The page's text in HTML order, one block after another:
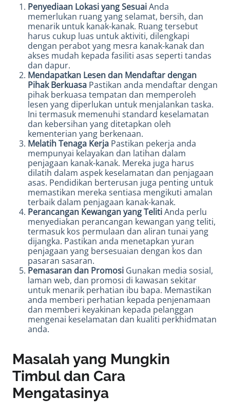
Penyediaan Lokasi yang SesuaiAnda
memerlukan ruang yang selamat, bersih, dan
menarik untuk kanak-kanak. Ruang tersebut
harus cukup luas untuk aktiviti, dilengkapi
dengan perabot yang mesra kanak-kanak dan
akses mudah kepada fasiliti asas seperti tandas
dan dapur.
Mendapatkan Lesen dan Mendaftar dengan
Pihak Berkuasa Pastikan anda mendaftar dengan
pihak berkuasa tempatan dan memperoleh
lesen yang diperlukan untuk menjalankan taska.
Ini termasuk memenuhi standard keselamatan
dan kebersihan yang ditetapkan oleh
kementerian yang berkenaan.
Melatih Tenaga Kerja Pastikan pekerja anda
mempunyai kelayakan dan latihan dalam
penjagaan kanak-kanak. Mereka juga harus
dilatih dalam aspek keselamatan dan penjagaan
asas. Pendidikan berterusan juga penting untuk
memastikan mereka sentiasa mengikuti amalan
terbaik dalam penjagaan kanak-kanak.
Perancangan Kewangan yang TelitiAnda perlu
menyediakan perancangan kewangan yang teliti,
termasuk kos permulaan dan aliran tunai yang
dijangka. Pastikan anda menetapkan yuran
penjagaan yang bersesuaian dengan kos dan
pasaran sasaran.
Pemasaran dan Promosi Gunakan media sosial,
laman web, dan promosi di kawasan sekitar
untuk menarik perhatian ibu bapa. Memastikan
anda memberi perhatian kepada penjenamaan
dan memberi keyakinan kepada pelanggan
mengenai keselamatan dan kualiti perkhidmatan
anda.
Masalah yang Mungkin
Timbul dan Cara
Mengatasinya